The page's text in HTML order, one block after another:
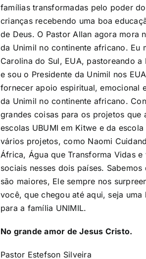
famílias transformadas pelo poder
crianças recebendo uma boa
de Deus. O Pastor Allan agora mora
da Unimil no continente africano. Eu
Carolina do Sul, EUA, pastoreando
e sou o Presidente da Unimil nos
fornecer apoio espiritual, emocional
da Unimil no continente africano.
grandes coisas para os projetos que
escolas UBUMI em Kitwe e da
vários projetos, como Naomi
África, Água que Transforma Vidas
sociais nesses dois países.
são maiores, Ele sempre nos
você, que chegou até aqui, seja uma
para a família UNIMIL.
No grande amor de Jesus Cristo.
Pastor Estefson Silveira